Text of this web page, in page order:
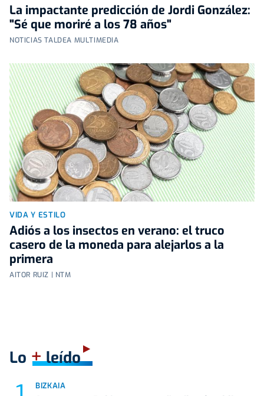
La impactante predicción de Jordi González:
"Sé que moriré a los 78 años"
NOTICIAS TALDEA MULTIMEDIA
VIDA Y ESTILO
Adiós a los insectos en verano: el truco
casero de la moneda para alejarlos a la
primera
AITOR RUIZ | NTM
Lo +leído
BIZKAIA